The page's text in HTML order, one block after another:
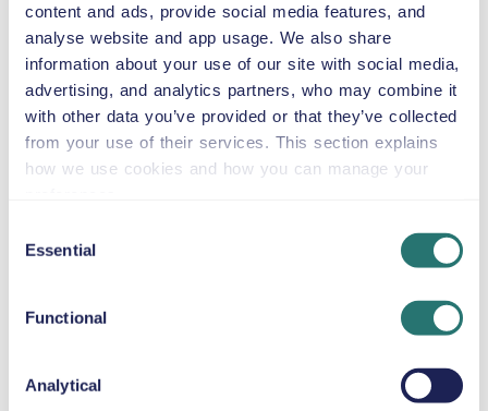
content and ads, provide social media features, and
analyse website and app usage. We also share
information about your use of our site with social media,
advertising, and analytics partners, who may combine it
with other data you’ve provided or that they’ve collected
from your use of their services. This section explains
how we use cookies and how you can manage your
Selection
Essential
Functional
Analytical
PEUTER AUTOSTOEL
9–18 kg
VERHOOGD KINDERZITJE
15–36 kg
STOELVERHOGER